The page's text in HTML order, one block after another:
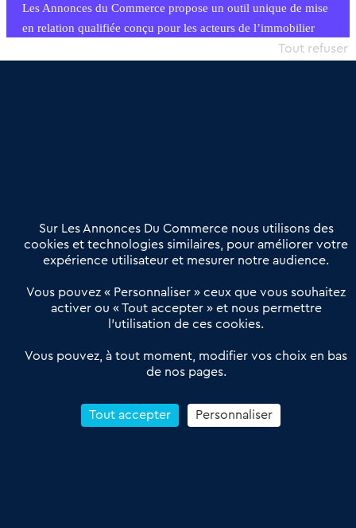
Les Annonces du Commerce propose un outil unique de mise
en relation qualifiée conçu pour les acteurs de l’immobilier
commercial et les collectivités territoriales, simple et intégrant
Offres Pro
Actualités
Qui sommes nous ?
Derniers articles
Réseau 3C : un partenaire national dédié aux transactions
Petitscommerces : Un partenariat au service du commerce de
proximité et des territoires
Reprendre un Restaurant Rapide
Sur Les Annonces Du Commerce nous utilisons des
cookies et technologies similaires, pour améliorer votre
expérience utilisateur et mesurer notre audience.
Vous pouvez « Personnaliser » ceux que vous souhaitez
activer ou « Tout accepter » et nous permettre
l’utilisation de ces cookies.
Vous pouvez, à tout moment, modifier vos choix en bas
de nos pages.
Tout accepter
Tout refuser
Personnaliser